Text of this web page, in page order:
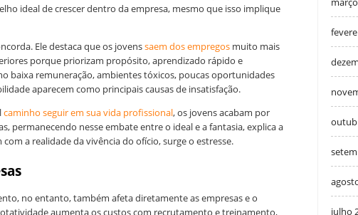
ideal de crescer dentro da empresa, mesmo que isso implique
Ele destaca que os jovenssaem dos empregos muito mais
porque priorizam propósito, aprendizado rápido e
baixa remuneração, ambientes tóxicos, poucas oportunidades
aparecem como principais causas de insatisfação.
caminho seguir em sua vida profissional, os jovens acabam por
permanecendo nesse embate entre o ideal e a fantasia, explica a
a realidade da vivência do ofício, surge o estresse.
no entanto, também afeta diretamente as empresas e o
aumenta os custos com recrutamento e treinamento,
julho